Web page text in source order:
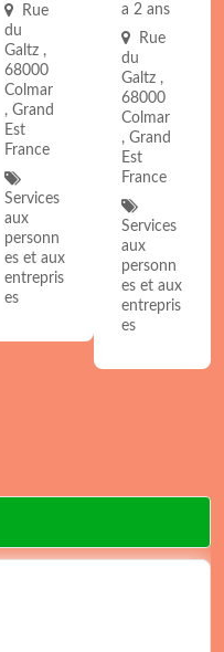
Rue
du
Galtz ,
68000
Colmar
, Grand
Est
France
Services
aux
personn
es et aux
entrepris
es
a 2 ans
Rue
du
Galtz ,
68000
Colmar
, Grand
Est
France
Services
aux
personn
es et aux
entrepris
es